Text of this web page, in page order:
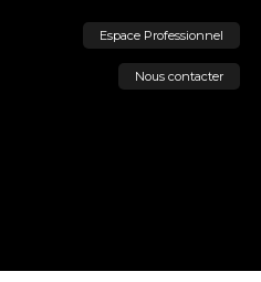
Espace Professionnel
Nous contacter